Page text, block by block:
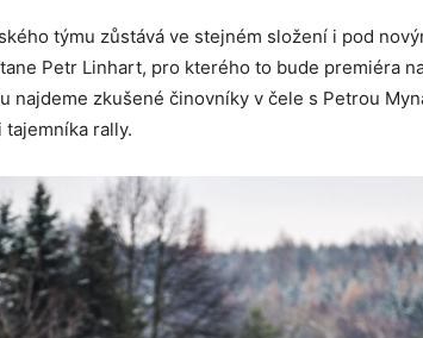
týmu zůstává ve stejném složení i pod
Petr Linhart, pro kterého to bude premiéra
najdeme zkušené činovníky v čele s Petrou
rally.